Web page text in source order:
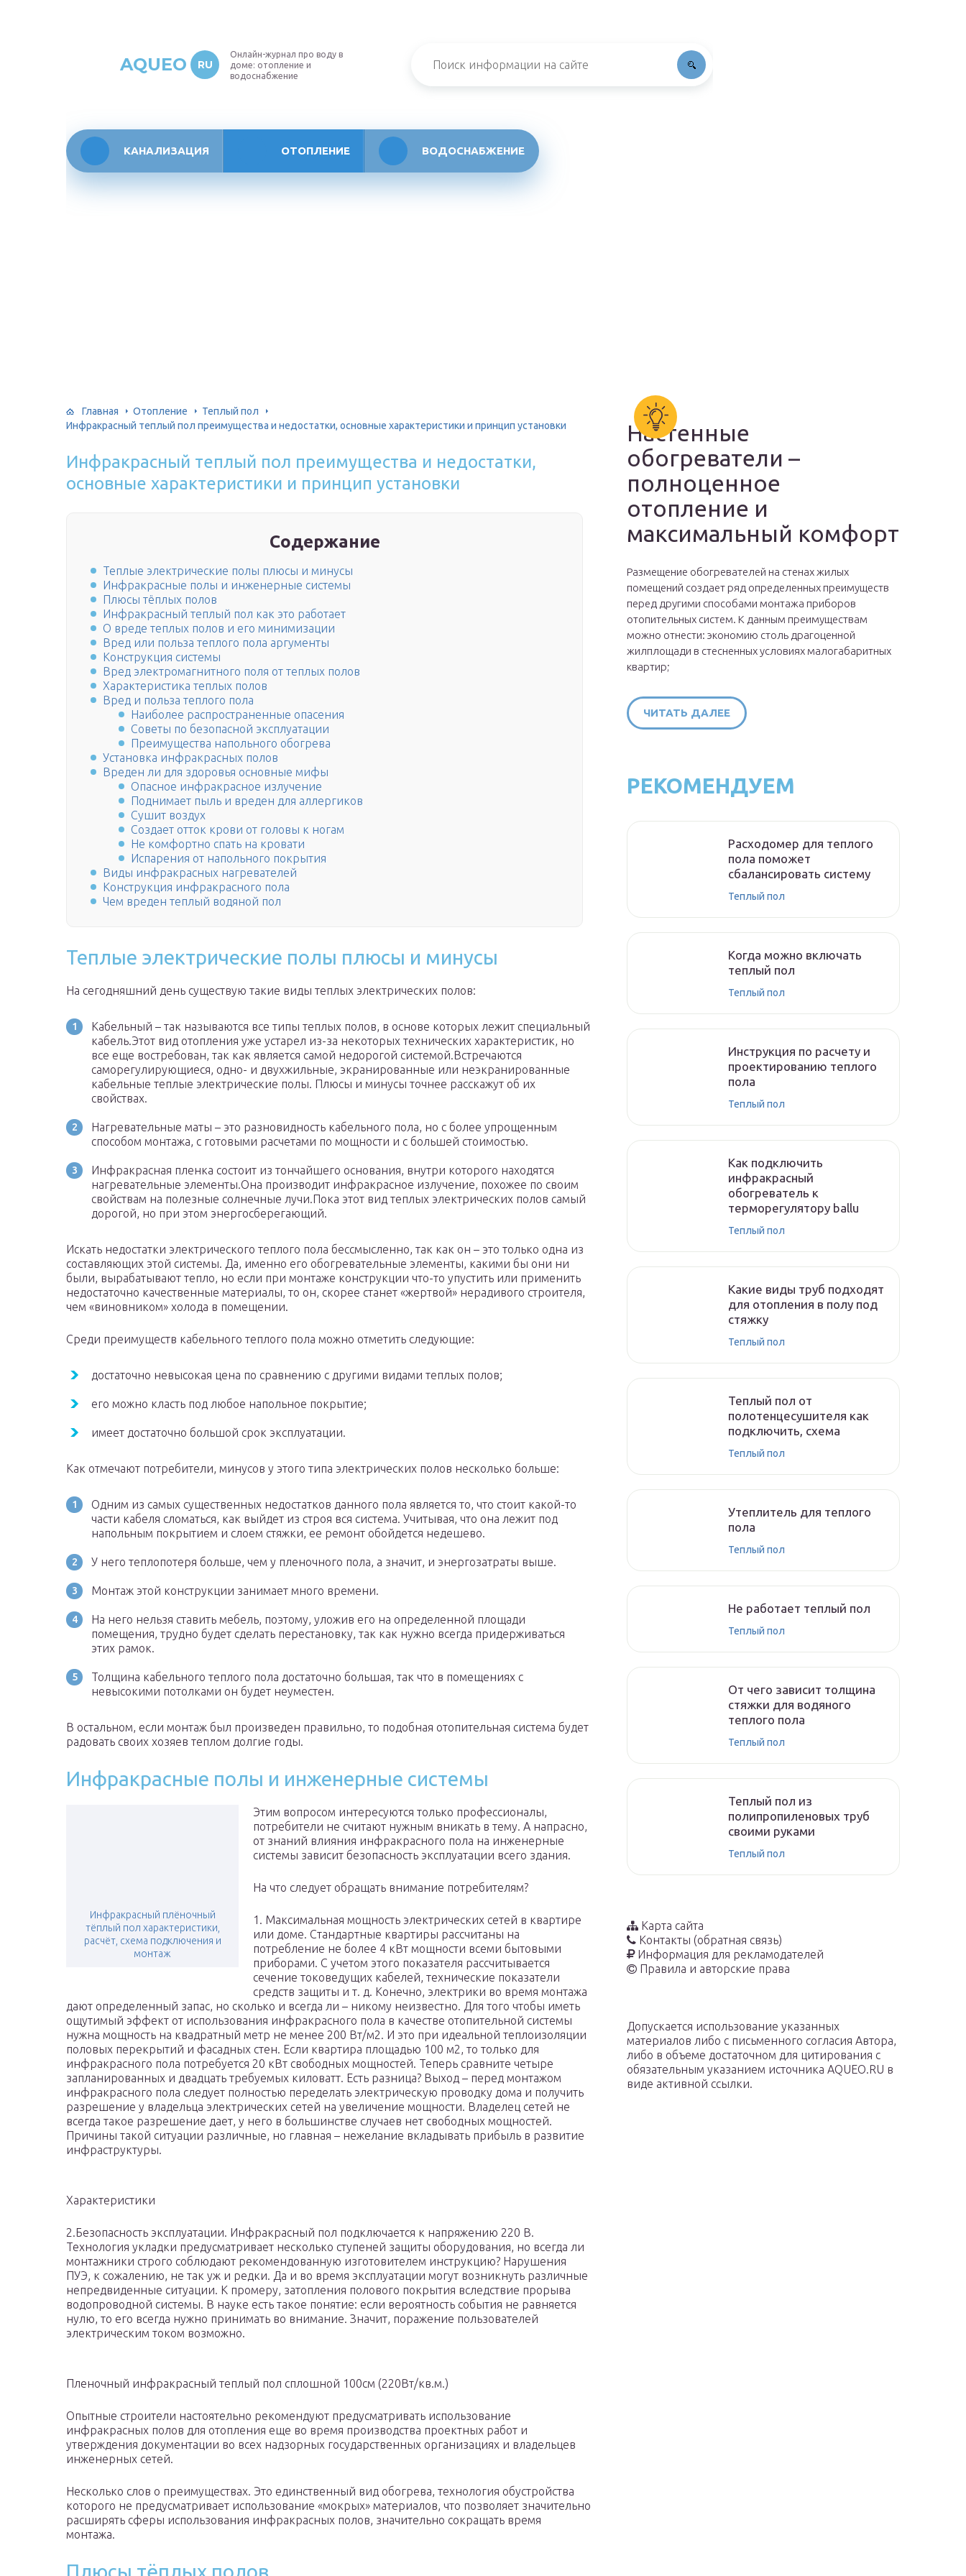
AQUEO RU
Онлайн-журнал про воду в
доме: отопление и
водоснабжение
КАНАЛИЗАЦИЯ ОТОПЛЕНИЕ ВОДОСНАБЖЕНИЕ
Главная Отопление
Теплый пол
Инфракрасный теплый пол преимущества и недостатки, основные характеристики и принцип установки
Инфракрасный теплый пол преимущества и недостатки,
основные характеристики и принцип установки
Содержание
Теплые электрические полы плюсы и минусы
Инфракрасные полы и инженерные системы
Плюсы тёплых полов
Инфракрасный теплый пол как это работает
О вреде теплых полов и его минимизации
Вред или польза теплого пола аргументы
Конструкция системы
Вред электромагнитного поля от теплых полов
Характеристика теплых полов
Вред и польза теплого пола
Наиболее распространенные опасения
Советы по безопасной эксплуатации
Преимущества напольного обогрева
Установка инфракрасных полов
Вреден ли для здоровья основные мифы
Опасное инфракрасное излучение
Поднимает пыль и вреден для аллергиков
Сушит воздух
Создает отток крови от головы к ногам
Не комфортно спать на кровати
Испарения от напольного покрытия
Виды инфракрасных нагревателей
Конструкция инфракрасного пола
Чем вреден теплый водяной пол
Теплые электрические полы плюсы и минусы
На сегодняшний день существую такие виды теплых электрических полов:
Кабельный – так называются все типы теплых полов, в основе которых лежит специальный
кабель.Этот вид отопления уже устарел из-за некоторых технических характеристик, но
все еще востребован, так как является самой недорогой системой.Встречаются
саморегулирующиеся, одно- и двухжильные, экранированные или неэкранированные
кабельные теплые электрические полы. Плюсы и минусы точнее расскажут об их
свойствах.
Нагревательные маты – это разновидность кабельного пола, но с более упрощенным
способом монтажа, с готовыми расчетами по мощности и с большей стоимостью.
Инфракрасная пленка состоит из тончайшего основания, внутри которого находятся
нагревательные элементы.Она производит инфракрасное излучение, похожее по своим
свойствам на полезные солнечные лучи.Пока этот вид теплых электрических полов самый
дорогой, но при этом энергосберегающий.
Искать недостатки электрического теплого пола бессмысленно, так как он – это только одна из
составляющих этой системы. Да, именно его обогревательные элементы, какими бы они ни
были, вырабатывают тепло, но если при монтаже конструкции что-то упустить или применить
недостаточно качественные материалы, то он, скорее станет «жертвой» нерадивого строителя,
чем «виновником» холода в помещении.
Среди преимуществ кабельного теплого пола можно отметить следующие:
достаточно невысокая цена по сравнению с другими видами теплых полов;
его можно класть под любое напольное покрытие;
имеет достаточно большой срок эксплуатации.
Как отмечают потребители, минусов у этого типа электрических полов несколько больше:
Одним из самых существенных недостатков данного пола является то, что стоит какой-то
части кабеля сломаться, как выйдет из строя вся система. Учитывая, что она лежит под
напольным покрытием и слоем стяжки, ее ремонт обойдется недешево.
У него теплопотеря больше, чем у пленочного пола, а значит, и энергозатраты выше.
Монтаж этой конструкции занимает много времени.
На него нельзя ставить мебель, поэтому, уложив его на определенной площади
помещения, трудно будет сделать перестановку, так как нужно всегда придерживаться
этих рамок.
Толщина кабельного теплого пола достаточно большая, так что в помещениях с
невысокими потолками он будет неуместен.
В остальном, если монтаж был произведен правильно, то подобная отопительная система будет
радовать своих хозяев теплом долгие годы.
Инфракрасные полы и инженерные системы
Инфракрасный плёночный
тёплый пол характеристики,
расчёт, схема подключения и
монтаж
Этим вопросом интересуются только профессионалы,
потребители не считают нужным вникать в тему. А напрасно,
от знаний влияния инфракрасного пола на инженерные
системы зависит безопасность эксплуатации всего здания.
На что следует обращать внимание потребителям?
1. Максимальная мощность электрических сетей в квартире
или доме. Стандартные квартиры рассчитаны на
потребление не более 4 кВт мощности всеми бытовыми
приборами. С учетом этого показателя рассчитывается
сечение токоведущих кабелей, технические показатели
средств защиты и т. д. Конечно, электрики во время монтажа
дают определенный запас, но сколько и всегда ли – никому неизвестно. Для того чтобы иметь
ощутимый эффект от использования инфракрасного пола в качестве отопительной системы
нужна мощность на квадратный метр не менее 200 Вт/м2. И это при идеальной теплоизоляции
половых перекрытий и фасадных стен. Если квартира площадью 100 м2, то только для
инфракрасного пола потребуется 20 кВт свободных мощностей. Теперь сравните четыре
запланированных и двадцать требуемых киловатт. Есть разница? Выход – перед монтажом
инфракрасного пола следует полностью переделать электрическую проводку дома и получить
разрешение у владельца электрических сетей на увеличение мощности. Владелец сетей не
всегда такое разрешение дает, у него в большинстве случаев нет свободных мощностей.
Причины такой ситуации различные, но главная – нежелание вкладывать прибыль в развитие
инфраструктуры.
Характеристики
2.Безопасность эксплуатации. Инфракрасный пол подключается к напряжению 220 В.
Технология укладки предусматривает несколько ступеней защиты оборудования, но всегда ли
монтажники строго соблюдают рекомендованную изготовителем инструкцию? Нарушения
ПУЭ, к сожалению, не так уж и редки. Да и во время эксплуатации могут возникнуть различные
непредвиденные ситуации. К промеру, затопления полового покрытия вследствие прорыва
водопроводной системы. В науке есть такое понятие: если вероятность события не равняется
нулю, то его всегда нужно принимать во внимание. Значит, поражение пользователей
электрическим током возможно.
Пленочный инфракрасный теплый пол сплошной 100см (220Вт/кв.м.)
Опытные строители настоятельно рекомендуют предусматривать использование
инфракрасных полов для отопления еще во время производства проектных работ и
утверждения документации во всех надзорных государственных организациях и владельцев
инженерных сетей.
Несколько слов о преимуществах. Это единственный вид обогрева, технология обустройства
которого не предусматривает использование «мокрых» материалов, что позволяет значительно
расширять сферы использования инфракрасных полов, значительно сокращать время
монтажа.
Плюсы тёплых полов
Настенные
обогреватели –
полноценное
отопление и
максимальный комфорт
Размещение обогревателей на стенах жилых
помещений создает ряд определенных преимуществ
перед другими способами монтажа приборов
отопительных систем. К данным преимуществам
можно отнести: экономию столь драгоценной
жилплощади в стесненных условиях малогабаритных
квартир;
ЧИТАТЬ ДАЛЕЕ
РЕКОМЕНДУЕМ
Расходомер для теплого
пола поможет
сбалансировать систему
Теплый пол
Когда можно включать
теплый пол
Теплый пол
Инструкция по расчету и
проектированию теплого
пола
Теплый пол
Как подключить
инфракрасный
обогреватель к
терморегулятору ballu
Теплый пол
Какие виды труб подходят
для отопления в полу под
стяжку
Теплый пол
Теплый пол от
полотенцесушителя как
подключить, схема
Теплый пол
Утеплитель для теплого
пола
Теплый пол
Не работает теплый пол
Теплый пол
От чего зависит толщина
стяжки для водяного
теплого пола
Теплый пол
Теплый пол из
полипропиленовых труб
своими руками
Теплый пол
Карта сайта
Контакты (обратная связь)
Информация для рекламодателей
Правила и авторские права
Допускается использование указанных
материалов либо с письменного согласия Автора,
либо в объеме достаточном для цитирования с
обязательным указанием источника AQUEO.RU в
виде активной ссылки.